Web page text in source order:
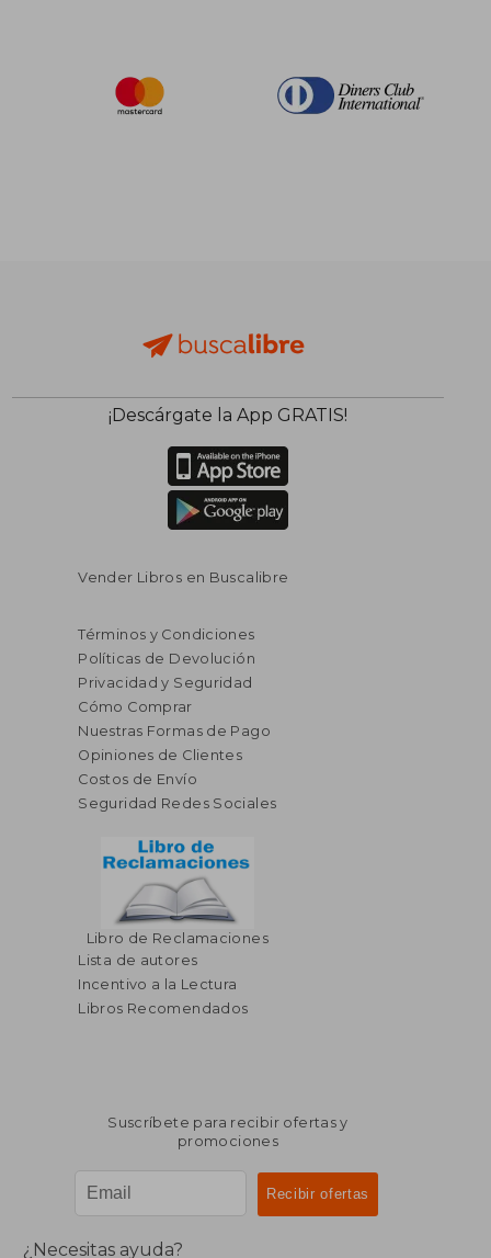
¡Descárgate la App GRATIS!
Vender Libros en Buscalibre
Términos y Condiciones
Políticas de Devolución
Privacidad y Seguridad
Cómo Comprar
Nuestras Formas de Pago
Opiniones de Clientes
Costos de Envío
Seguridad Redes Sociales
Libro de Reclamaciones
Lista de autores
Incentivo a la Lectura
Libros Recomendados
Suscríbete para recibir ofertas y
promociones
¿Necesitas ayuda?